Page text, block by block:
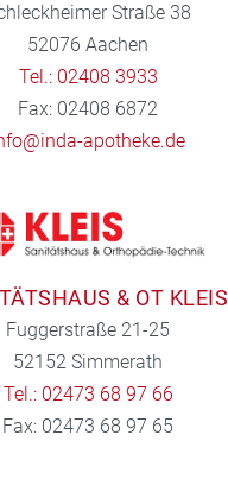
Straße 38
52076 Aachen
Tel.: 02408 3933
Fax: 02408 6872
apotheke.de
& OT KLEIS
Fuggerstraße 21-25
52152 Simmerath
Tel.: 02473 68 97 66
Fax: 02473 68 97 65